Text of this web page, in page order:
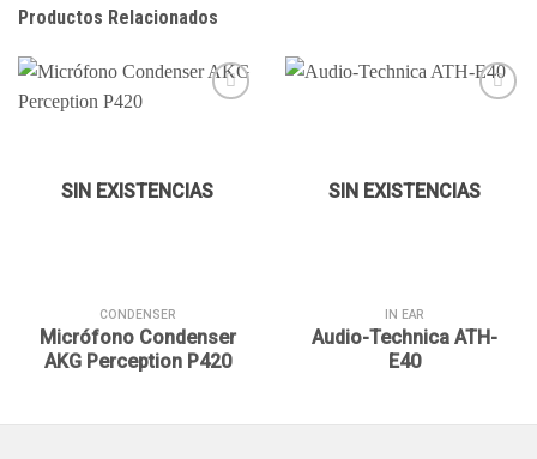
Productos Relacionados
lista de
SIN EXISTENCIAS
CONDENSER
Micrófono Condenser
AKG Perception P420
lista de
SIN EXISTENCIAS
IN EAR
Audio-Technica ATH-
E40